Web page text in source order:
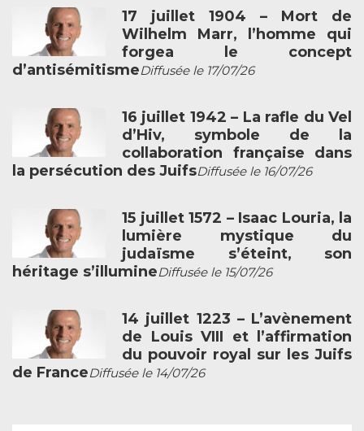
17 juillet 1904 – Mort de
Wilhelm Marr, l’homme qui
forgea le concept
d’antisémitismeDiffusée le 17/07/26
16 juillet 1942 – La rafle du Vel
d’Hiv, symbole de la
collaboration française dans
la persécution des JuifsDiffusée le 16/07/26
15 juillet 1572 – Isaac Louria, la
lumière mystique du
judaïsme s’éteint, son
héritage s’illumineDiffusée le 15/07/26
14 juillet 1223 – L’avènement
de Louis VIII et l’affirmation
du pouvoir royal sur les Juifs
de FranceDiffusée le 14/07/26